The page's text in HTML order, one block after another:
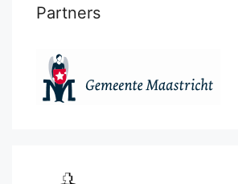
Partners